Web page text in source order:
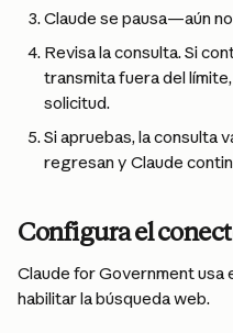
Claude se pausa—aún
Revisa la consulta. Si
transmita fuera del
solicitud.
Si apruebas, la consulta
regresan y Claude
Configura el
Claude for Government usa
habilitar la búsqueda web.